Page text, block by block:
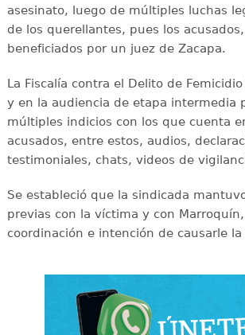
asesinato, luego de múltiples luchas
de los querellantes, pues los
beneficiados por un juez de Zacapa.
La Fiscalía contra el Delito de
y en la audiencia de etapa intermedia
múltiples indicios con los que cuenta
acusados, entre estos, audios,
testimoniales, chats, videos de
Se estableció que la sindicada
previas con la víctima y con
coordinación e intención de causarle